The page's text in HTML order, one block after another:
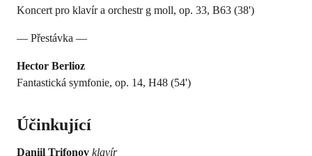
Koncert pro klavír a orchestr g moll, op. 33, B63 (38')
— Přestávka —
Hector Berlioz
Fantastická symfonie, op. 14, H48 (54')
Účinkující
Daniil Trifonov klavír